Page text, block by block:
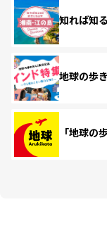
知れば知
地球の歩
「地球の